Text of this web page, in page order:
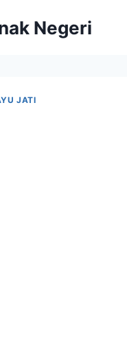
Negeri
JATI